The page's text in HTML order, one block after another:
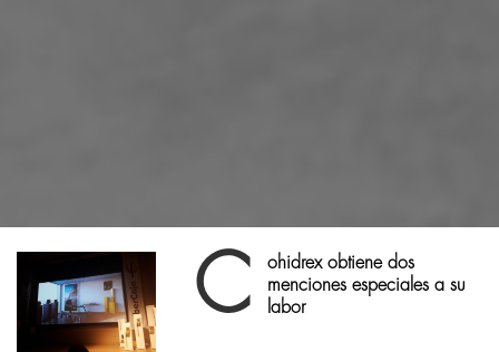
C
ohidrex obtiene dos
menciones especiales a su
labor